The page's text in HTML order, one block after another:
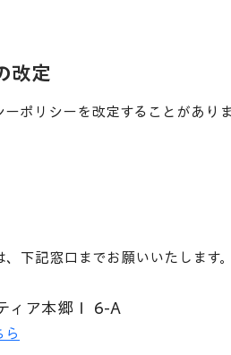
改定
ポリシーを改定することがあり
下記窓口までお願いいたします。
ィア本郷Ⅰ 6-A
ら